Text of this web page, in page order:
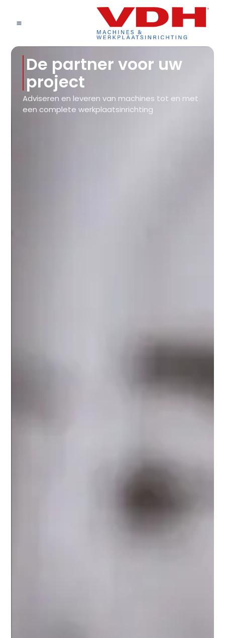
De partner voor uw
project
Adviseren en leveren van machines tot en met
een complete werkplaatsinrichting